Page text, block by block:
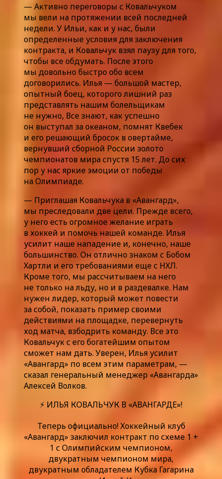
— Активно переговоры с Ковальчуком
мы вели на протяжении всей последней
недели. У Ильи, как и у нас, были
определенные условия для заключения
контракта, и Ковальчук взял паузу для того,
чтобы все обдумать. После этого
мы довольно быстро обо всем
договорились. Илья — большой мастер,
опытный боец, которого лишний раз
представлять нашим болельщикам
не нужно, Все знают, как успешно
он выступал за океаном, помнят Квебек
и его решающий бросок в овертайме,
вернувший сборной России золото
чемпионатов мира спустя 15 лет. До сих
пор у нас яркие эмоции от победы
на Олимпиаде.
— Приглашая Ковальчука в «Авангард»,
мы преследовали две цели. Прежде всего,
у него есть огромное желание играть
в хоккей и помочь нашей команде. Илья
усилит наше нападение и, конечно, наше
большинство. Он отлично знаком с Бобом
Хартли и его требованиями еще с НХЛ.
Кроме того, мы рассчитываем на него
не только на льду, но и в раздевалке. Нам
нужен лидер, который может повести
за собой, показать пример своими
действиями на площадке, перевернуть
ход матча, взбодрить команду. Все это
Ковальчук с его богатейшим опытом
сможет нам дать. Уверен, Илья усилит
«Авангард» по всем этим параметрам, —
сказал генеральный менеджер «Авангарда»
Алексей Волков.
⚡ ИЛЬЯ КОВАЛЬЧУК В «АВАНГАРДЕ»!
Теперь официально! Хоккейный клуб
«Авангард» заключил контракт по схеме 1 +
1 с Олимпийским чемпионом,
двукратным чемпионом мира,
двукратным обладателем Кубка Гагарина